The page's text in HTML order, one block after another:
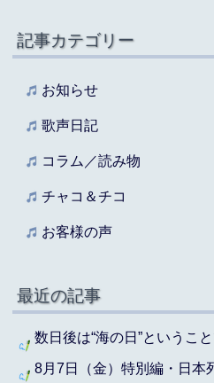
記事カテゴリー
お知らせ
歌声日記
コラム／読み物
チャコ＆チコ
お客様の声
最近の記事
数日後は“海の日”というこ
8月7日（金）特別編・日本